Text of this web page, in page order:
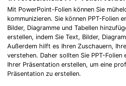
Mit PowerPoint-Folien können Sie
kommunizieren. Sie können PPT-Folien
Bilder, Diagramme und Tabellen
erstellen, indem Sie Text, Bilder,
Außerdem hilft es Ihren Zuschauern,
verstehen. Daher sollten Sie PPT-Folien
Ihrer Präsentation erstellen, um eine
Präsentation zu erstellen.